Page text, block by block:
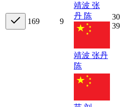
169 9
靖波 张
丹 陈
靖波 张丹
陈
39